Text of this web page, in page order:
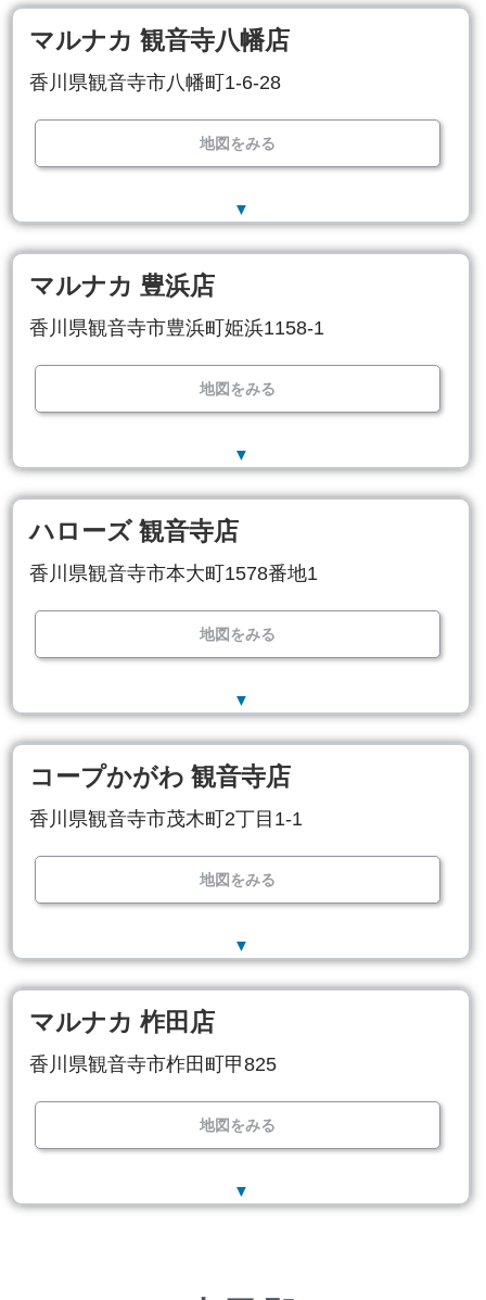
マルナカ 観音寺八幡店
香川県観音寺市八幡町1-6-28
地図をみる
▼
マルナカ 豊浜店
香川県観音寺市豊浜町姫浜1158-1
地図をみる
▼
ハローズ 観音寺店
香川県観音寺市本大町1578番地1
地図をみる
▼
コープかがわ 観音寺店
香川県観音寺市茂木町2丁目1-1
地図をみる
▼
マルナカ 柞田店
香川県観音寺市柞田町甲825
地図をみる
▼